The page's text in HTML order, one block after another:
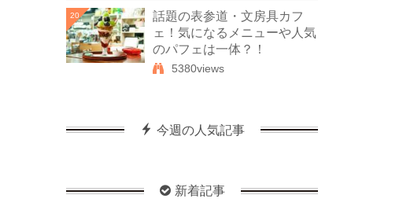
20
話題の表参道・文房具カフ
ェ！気になるメニューや人気
のパフェは一体？！
5380views
今週の人気記事
新着記事